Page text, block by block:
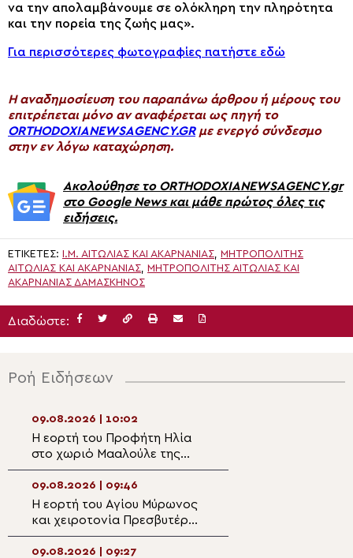
να την απολαμβάνουμε σε ολόκληρη την πληρότητα
και την πορεία της ζωής μας».
Για περισσότερες φωτογραφίες πατήστε εδώ
H αναδημοσίευση του παραπάνω άρθρου ή μέρους του
επιτρέπεται μόνο αν αναφέρεται ως πηγή το
ORTHODOXIANEWSAGENCY.GRμε ενεργό σύνδεσμο
στην εν λόγω καταχώρηση.
Ακολούθησε το ORTHODOXIANEWSAGENCY.gr
στο Google News και μάθε πρώτος όλες τις
ειδήσεις.
ΕΤΙΚΈΤΕΣ: Ι.Μ. ΑΙΤΩΛΊΑΣ ΚΑΙ ΑΚΑΡΝΑΝΊΑΣ, ΜΗΤΡΟΠΟΛΊΤΗΣ
ΑΙΤΩΛΊΑΣ ΚΑΙ ΑΚΑΡΝΑΝΊΑΣ, ΜΗΤΡΟΠΟΛΙΤΗΣ ΑΙΤΩΛΙΑΣ ΚΑΙ
ΑΚΑΡΝΑΝΙΑΣ ΔΑΜΑΣΚΗΝΟΣ
Διαδώστε:
Ροή Ειδήσεων
09.08.2026 | 10:02
Η εορτή του Προφήτη Ηλία
στο χωριό Μααλούλε της
Ναζαρέτ
09.08.2026 | 09:46
Η εορτή του Αγίου Μύρωνος
και χειροτονία Πρεσβυτέρου
στο Ηράκλειο
09.08.2026 | 09:27